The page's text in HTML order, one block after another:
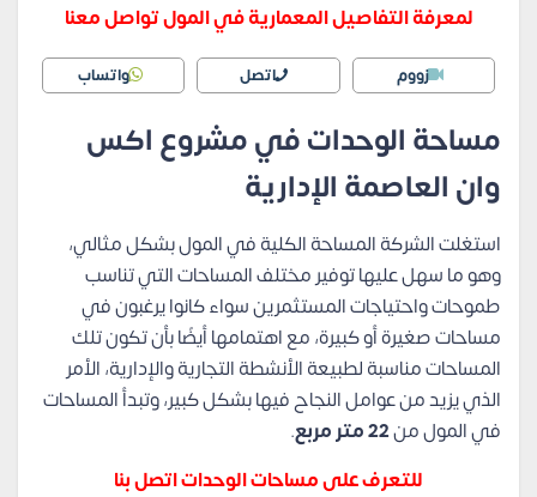
لمعرفة التفاصيل المعمارية في المول تواصل معنا
زووم اتصل واتساب
مساحة الوحدات في مشروع اكس
وان العاصمة الإدارية
استغلت الشركة المساحة الكلية في المول بشكل مثالي،
وهو ما سهل عليها توفير مختلف المساحات التي تناسب
طموحات واحتياجات المستثمرين سواء كانوا يرغبون في
مساحات صغيرة أو كبيرة، مع اهتمامها أيضًا بأن تكون تلك
المساحات مناسبة لطبيعة الأنشطة التجارية والإدارية، الأمر
الذي يزيد من عوامل النجاح فيها بشكل كبير، وتبدأ المساحات
في المول من22 متر مربع
.
للتعرف على مساحات الوحدات اتصل بنا